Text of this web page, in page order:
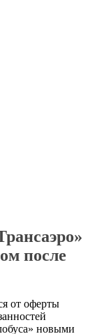
после
от оферты
новыми